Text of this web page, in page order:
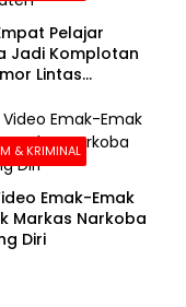
Pelajar
Jadi Komplotan
Lintas
& KRIMINAL
Emak-Emak
Markas Narkoba
Diri